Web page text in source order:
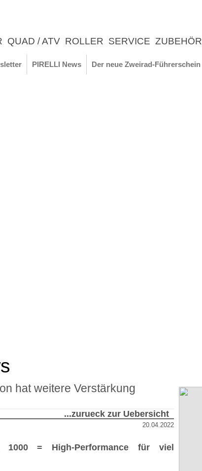
QUAD / ATV ROLLER SERVICE ZUBEHÖR
ERLEBNIS
PIRELLI News Der neue Zweirad-Führerschein
hat weitere Verstärkung
...zurueck zur Uebersicht
20.04.2022
1000 = High-Performance für viel